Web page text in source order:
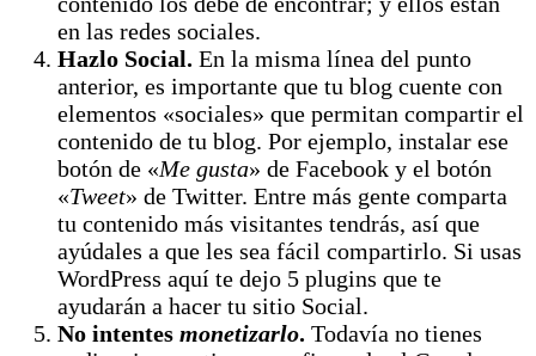
en las redes sociales.
Hazlo Social. En la misma línea del punto
anterior, es importante que tu blog cuente con
elementos «sociales» que permitan compartir el
contenido de tu blog. Por ejemplo, instalar ese
botón de «Me gusta» de Facebook y el botón
«Tweet» de Twitter. Entre más gente comparta
tu contenido más visitantes tendrás, así que
ayúdales a que les sea fácil compartirlo. Si usas
WordPress aquí te dejo 5 plugins que te
ayudarán a hacer tu sitio Social.
No intentes monetizarlo. Todavía no tienes